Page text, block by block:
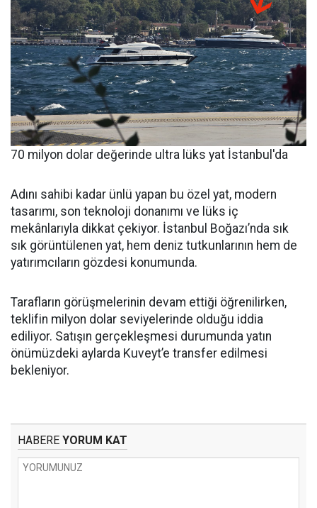
70 milyon dolar değerinde ultra lüks yat İstanbul'da
Adını sahibi kadar ünlü yapan bu özel yat, modern
tasarımı, son teknoloji donanımı ve lüks iç
mekânlarıyla dikkat çekiyor. İstanbul Boğazı’nda sık
sık görüntülenen yat, hem deniz tutkunlarının hem de
yatırımcıların gözdesi konumunda.
Tarafların görüşmelerinin devam ettiği öğrenilirken,
teklifin milyon dolar seviyelerinde olduğu iddia
ediliyor. Satışın gerçekleşmesi durumunda yatın
önümüzdeki aylarda Kuveyt’e transfer edilmesi
bekleniyor.
HABERE YORUM KAT